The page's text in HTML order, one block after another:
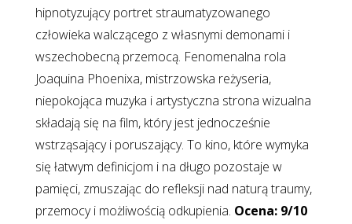
hipnotyzujący portret straumatyzowanego
człowieka walczącego z własnymi demonami i
wszechobecną przemocą. Fenomenalna rola
Joaquina Phoenixa, mistrzowska reżyseria,
niepokojąca muzyka i artystyczna strona wizualna
składają się na film, który jest jednocześnie
wstrząsający i poruszający. To kino, które wymyka
się łatwym definicjom i na długo pozostaje w
pamięci, zmuszając do refleksji nad naturą traumy,
przemocy i możliwością odkupienia. Ocena: 9/10